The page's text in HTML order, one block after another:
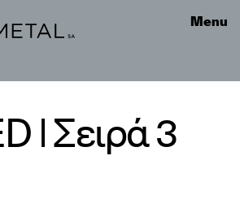
Menu
| Σειρά 3